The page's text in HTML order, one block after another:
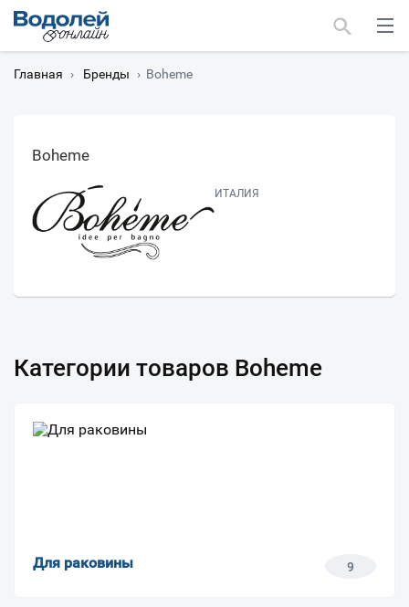
Главная › Бренды › Boheme
Boheme
ИТАЛИЯ
Категории товаров Boheme
Для раковины 9
Мурманск